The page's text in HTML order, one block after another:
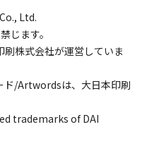
Ltd.
じます。
株式会社が運営していま
ド/Artwordsは、大日本印刷
trademarks of DAI